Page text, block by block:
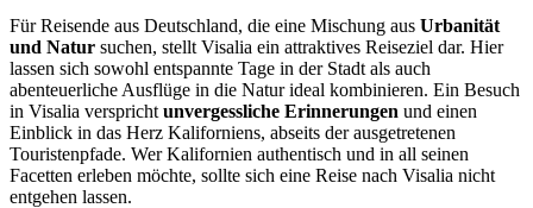
Für Reisende aus Deutschland, die eine Mischung aus Urbanität
und Natur suchen, stellt Visalia ein attraktives Reiseziel dar. Hier
lassen sich sowohl entspannte Tage in der Stadt als auch
abenteuerliche Ausflüge in die Natur ideal kombinieren. Ein Besuch
in Visalia verspricht unvergessliche Erinnerungen und einen
Einblick in das Herz Kaliforniens, abseits der ausgetretenen
Touristenpfade. Wer Kalifornien authentisch und in all seinen
Facetten erleben möchte, sollte sich eine Reise nach Visalia nicht
entgehen lassen.